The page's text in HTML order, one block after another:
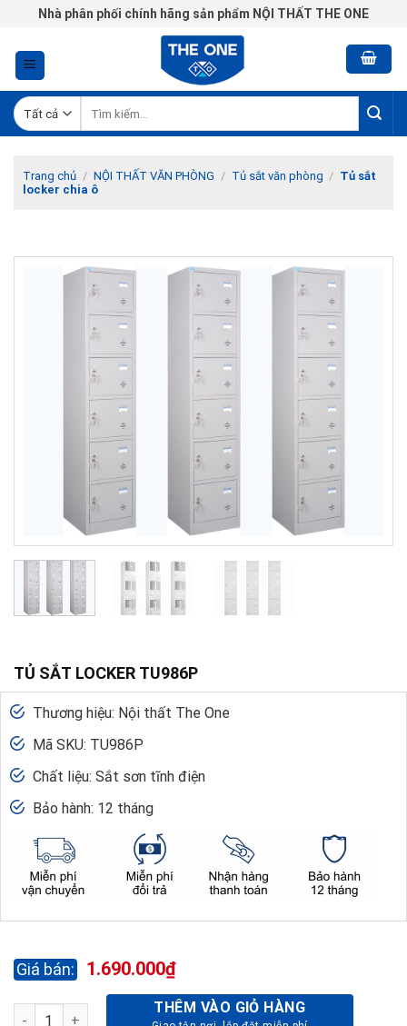
Chuyển
nội
dung
Nhà phân phối chính hãng sản phẩm NỘI THẤT THE ONE
kiếm:
Trang chủ / NỘI THẤT VĂN PHÒNG / Tủ sắt văn phòng / Tủ sắt
locker chia ô
TỦ SẮT LOCKER TU986P
Thương hiệu: Nội thất The One
Mã SKU: TU986P
Chất liệu: Sắt sơn tĩnh điện
Bảo hành: 12 tháng
1.690.000₫
TỦ SẮT LOCKER TU986P số lượngTHÊM VÀO GIỎ HÀNG